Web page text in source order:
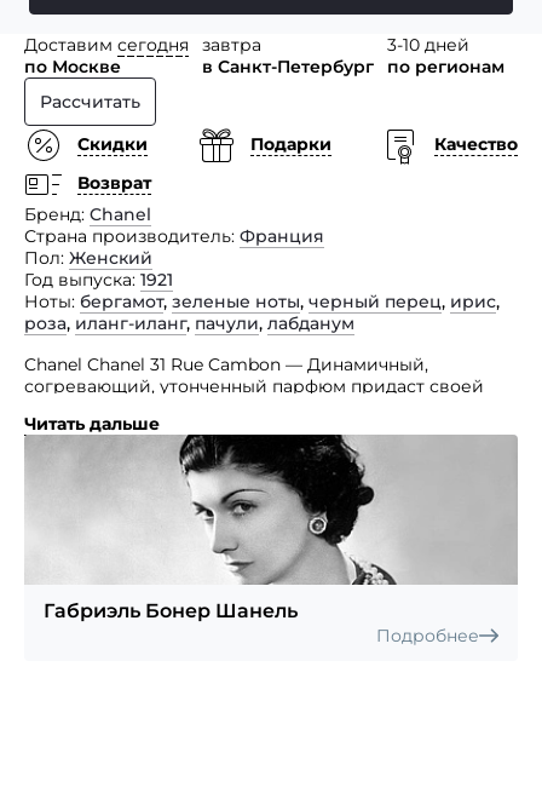
Доставим сегодня
по Москве
завтра
в Санкт-Петербург
3-10 дней
по регионам
Рассчитать
Скидки
Подарки
Качество
Возврат
Бренд Chanel
Страна производитель Франция
Пол Женский
Год выпуска 1921
Ноты бергамот, зеленые ноты, черный перец, ирис,
роза, иланг-иланг, пачули, лабданум
Chanel Chanel 31 Rue Cambon — Динамичный,
согревающий, утонченный парфюм придаст своей
Название этот парфюм получил в честь бутика,
который Коко приобрела в 1921 году. Теперь это
основной бутик знаменитого Дома моды. Аромат
духов подойдёт женщине настолько утончённой
и элегантной, что окружающие всерьёз будут считать
её особой королевских кровей. Яркая свежесть
первых нот бергамота и лимона, дополнена
пикантным штрихом — белым перцем.
Восхитительное цветочное облако нот «сердца»,
наполненное нежностью, приходит им на смену.
Читать дальше
Габриэль Бонер Шанель
Подробнее